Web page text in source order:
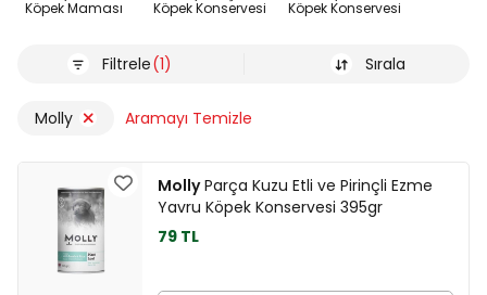
Köpek Maması
Köpek Konservesi
Köpek Konservesi
Filtrele(1) Sırala
Molly Aramayı Temizle
MollyParça Kuzu Etli ve Pirinçli Ezme
Yavru Köpek Konservesi 395gr
79 TL